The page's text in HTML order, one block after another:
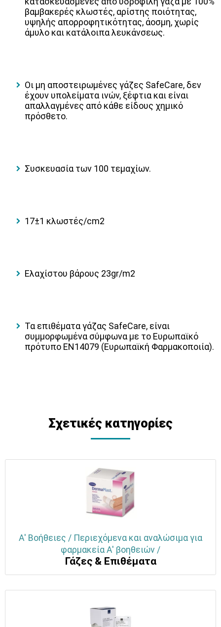
βαμβακερές κλωστές, αρίστης ποιότητας,
υψηλής απορροφητικότητας, άοσμη, χωρίς
άμυλο και κατάλοιπα λευκάνσεως.
Οι μη αποστειρωμένες γάζες SafeCare, δεν
έχουν υπολείματα ινών, ξέφτια και είναι
απαλλαγμένες από κάθε είδους χημικό
πρόσθετο.
Συσκευασία των 100 τεμαχίων.
17±1 κλωστές/cm2
Eλαχίστου βάρους 23gr/m2
Τα επιθέματα γάζας SafeCare, είναι
συμμορφωμένα σύμφωνα με το Ευρωπαϊκό
πρότυπο EN14079 (Ευρωπαϊκή Φαρμακοποιία).
Σχετικές κατηγορίες
Α' Βοήθειες / Περιεχόμενα και αναλώσιμα για
φαρμακεία Α' βοηθειών /
Γάζες & Επιθέματα